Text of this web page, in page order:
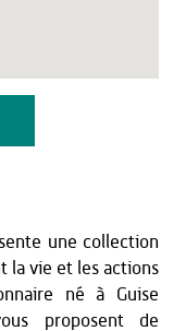
une collection
vie et les actions
né à Guise
proposent de